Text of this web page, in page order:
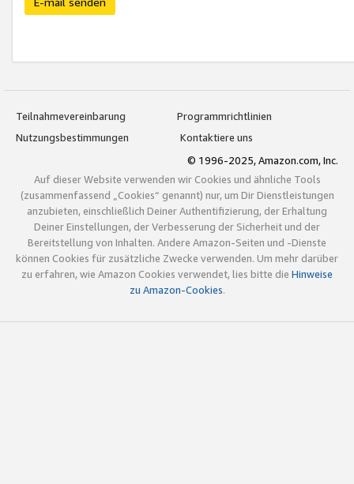
Teilnahmevereinbarung
Programmrichtlinien
Nutzungsbestimmungen
Kontaktiere uns
© 1996-2025, Amazon.com, Inc.
Auf dieser Website verwenden wir Cookies und ähnliche Tools
(zusammenfassend „Cookies“ genannt) nur, um Dir Dienstleistungen
anzubieten, einschließlich Deiner Authentifizierung, der Erhaltung
Deiner Einstellungen, der Verbesserung der Sicherheit und der
Bereitstellung von Inhalten. Andere Amazon-Seiten und -Dienste
können Cookies für zusätzliche Zwecke verwenden. Um mehr darüber
zu erfahren, wie Amazon Cookies verwendet, lies bitte die Hinweise
zu Amazon-Cookies.